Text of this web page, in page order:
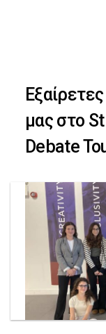
navigation
to
content
μας στο
Debate